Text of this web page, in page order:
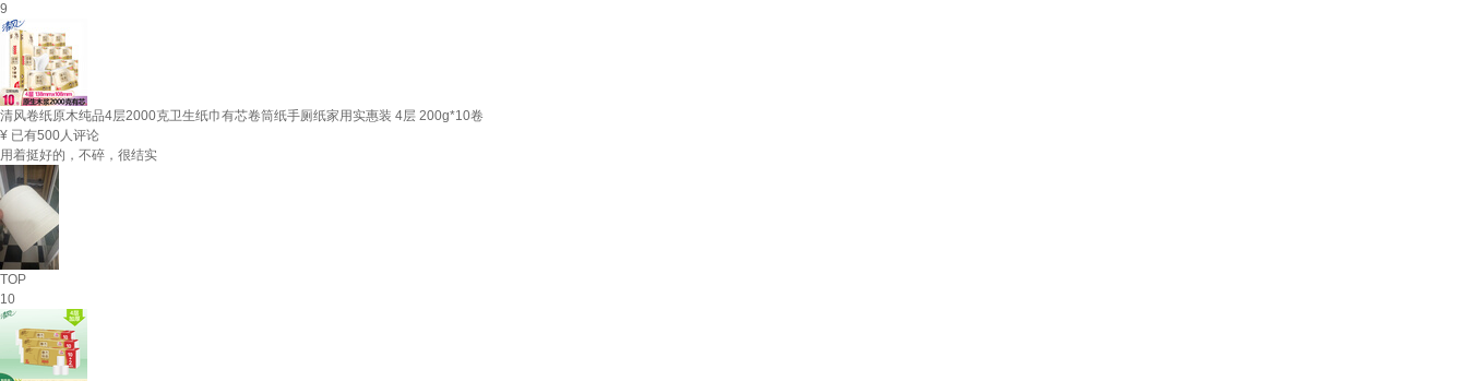
9
清风卷纸原木纯品4层2000克卫生纸巾有芯卷筒纸手厕纸家用实惠装 4层 200g*10卷
¥ 已有500人评论
用着挺好的，不碎，很结实
TOP
10